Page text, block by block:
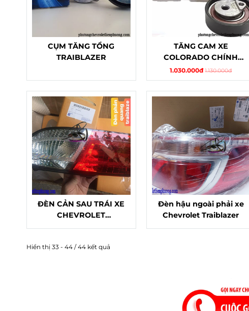
CỤM TĂNG TỔNG
TRAIBLAZER
TĂNG CAM XE
COLORADO CHÍNH
HÃNG
1.030.000đ 1.130.000đ
ĐÈN CẢN SAU TRÁI XE
CHEVROLET
TRAIBLAZER
Đèn hậu ngoài phải xe
Chevrolet Traiblazer
Hiển thị 33 - 44 / 44 kết quả